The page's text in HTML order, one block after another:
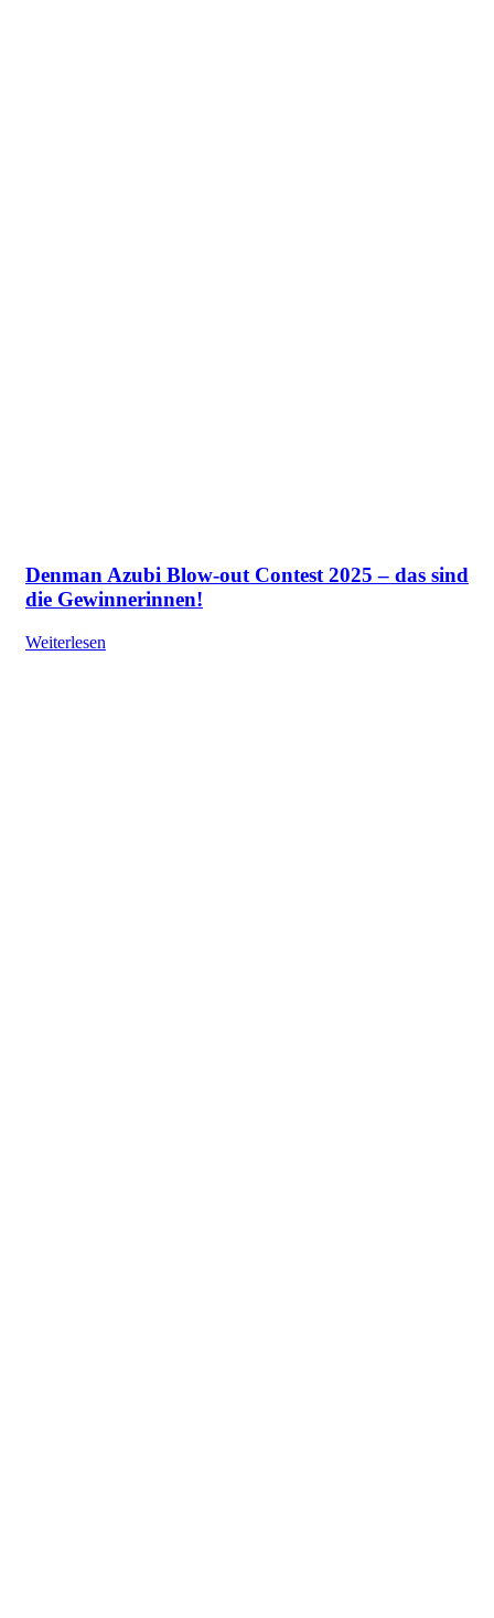
Denman Azubi Blow-out Contest 2025 – das sind
die Gewinnerinnen!
Weiterlesen